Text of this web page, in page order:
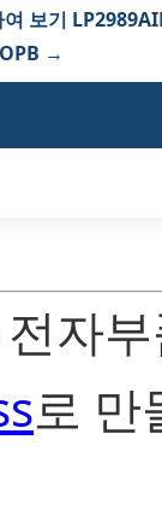
여 보기
→
자
로 만